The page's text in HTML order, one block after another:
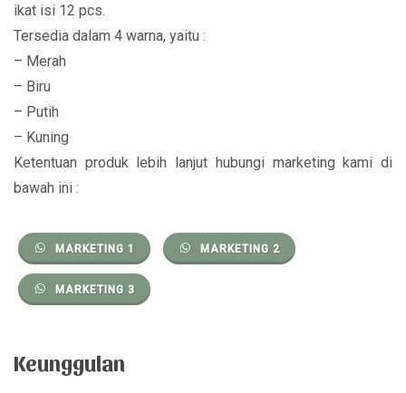
ikat isi 12 pcs.
Tersedia dalam 4 warna, yaitu :
– Merah
– Biru
– Putih
– Kuning
Ketentuan produk lebih lanjut hubungi marketing kami di
bawah ini :
MARKETING 1 MARKETING 2
MARKETING 3
Keunggulan